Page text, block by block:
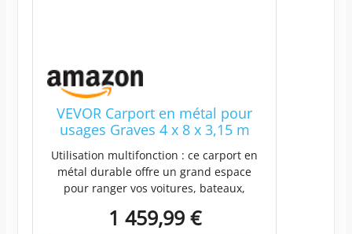
VEVOR Carport en métal pour
usages Graves 4 x 8 x 3,15 m
avec Structure et Toit en Acier
galvanisé, Rideau de Garage
parois latérales Amovibles,
abris de Voiture Multi-usages
pour ramassage, Bateau,
Utilisation multifonction : ce carport en
métal durable offre un grand espace
pour ranger vos voitures, bateaux,
même jouets pour enfants. Protection
1 459,99 €